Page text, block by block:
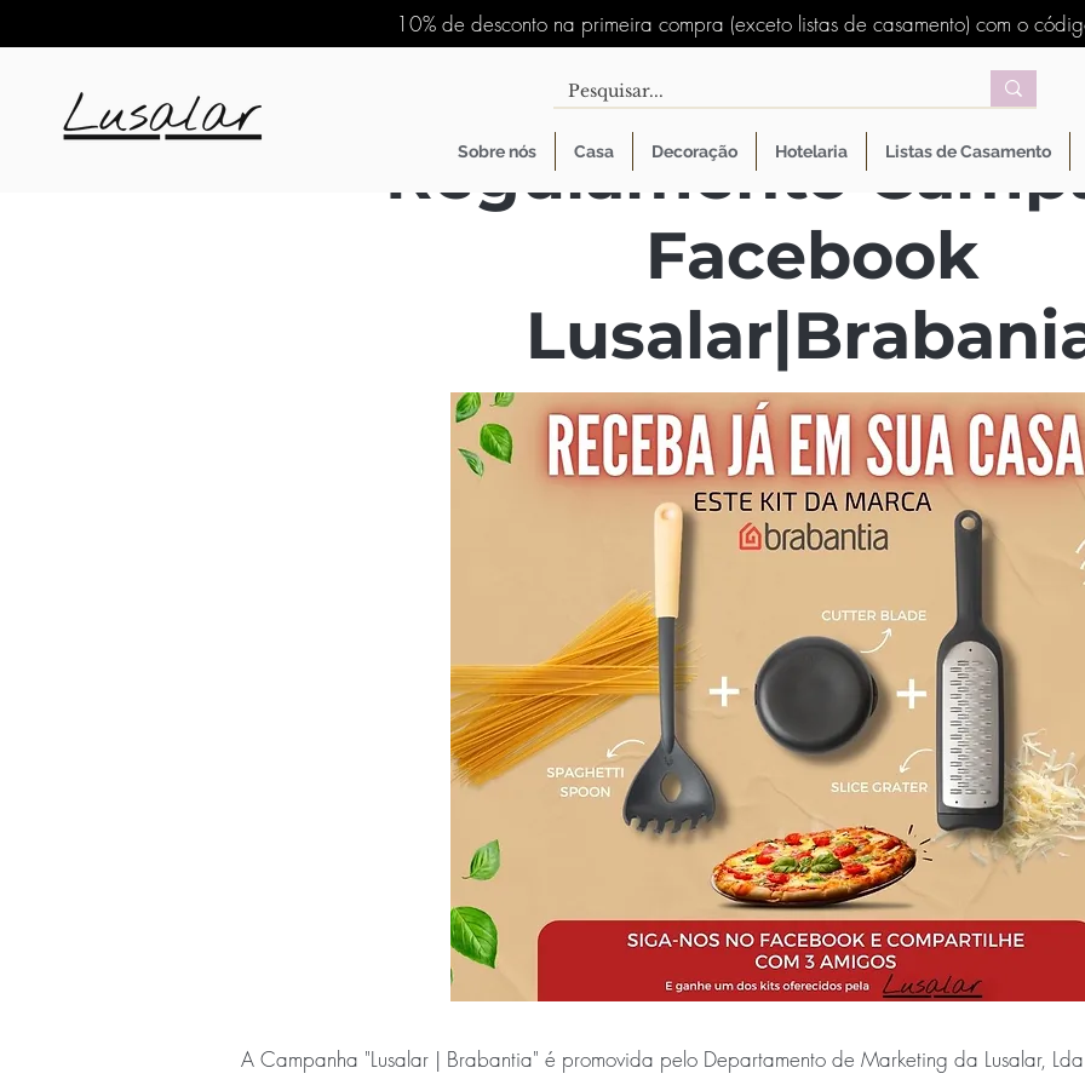
10% de desconto na primeira compra (exceto listas de casamento) com o
Regulamento
Facebook
A Campanha "Lusalar | Brabantia" é promovida pelo Departamento de Marketing da Lusalar,
Sobre nós Casa Decoração Hotelaria Listas de Casamento